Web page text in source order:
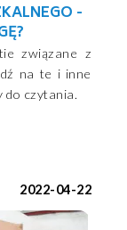
-
związane z
na te i inne
do czytania.
2022-04-22